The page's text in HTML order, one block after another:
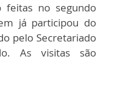
feitas no segundo
já participou do
pelo Secretariado
As visitas são